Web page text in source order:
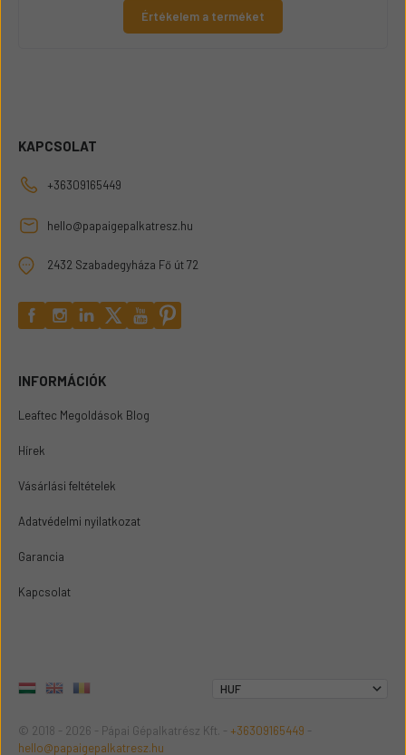
Értékelem a terméket
KAPCSOLAT
+36309165449
hello@papaigepalkatresz.hu
2432 Szabadegyháza Fő út 72
INFORMÁCIÓK
Leaftec Megoldások Blog
Hírek
Vásárlási feltételek
Adatvédelmi nyilatkozat
Garancia
Kapcsolat
© 2018 - 2026 - Pápai Gépalkatrész Kft. - +36309165449 -
hello@papaigepalkatresz.hu